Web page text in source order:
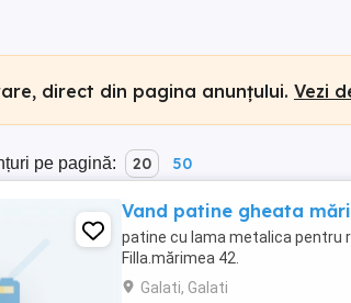
direct din pagina anunțului. Vezi
pe pagină: 20 50
Vand patine gheata
patine cu lama metalica pentru
Filla.mărimea 42.
Galati, Galati